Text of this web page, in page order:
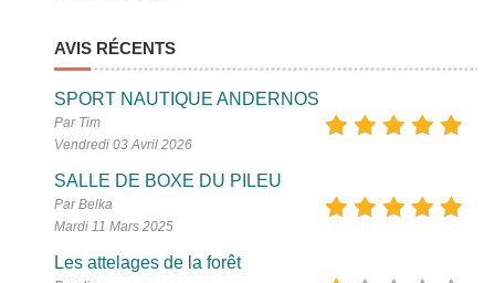
AVIS RÉCENTS
SPORT NAUTIQUE ANDERNOS
Par Tim
Vendredi 03 Avril 2026
SALLE DE BOXE DU PILEU
Par Belka
Mardi 11 Mars 2025
Les attelages de la forêt